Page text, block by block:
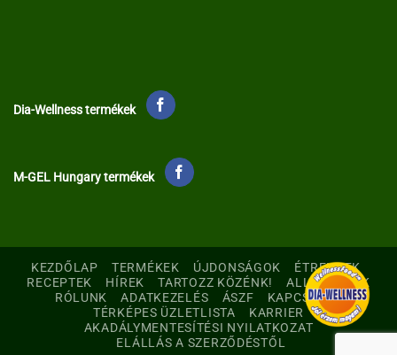
Dia-Wellness termékek
M-GEL Hungary termékek
KEZDŐLAP TERMÉKEK ÚJDONSÁGOK
ÉTRENDEK
RECEPTEK
HÍREK TARTOZZ KÖZÉNK!
ALLERGÉNEK
RÓLUNK
ADATKEZELÉS ÁSZF
KAPCSOLAT
TÉRKÉPES ÜZLETLISTA
KARRIER
AKADÁLYMENTESÍTÉSI NYILATKOZAT
ELÁLLÁS A SZERZŐDÉSTŐL